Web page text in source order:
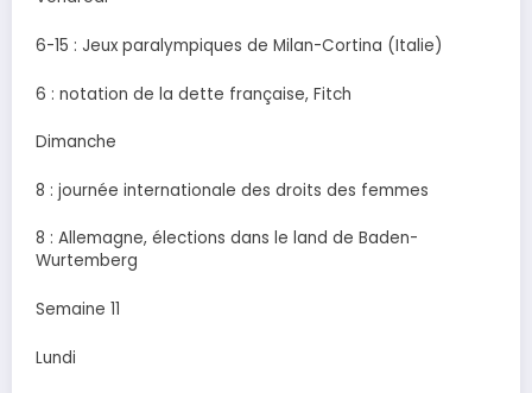
6-15 : Jeux paralympiques de Milan-Cortina (Italie)
6 : notation de la dette française, Fitch
Dimanche
8 : journée internationale des droits des femmes
8 : Allemagne, élections dans le land de Baden-
Wurtemberg
Semaine 11
Lundi